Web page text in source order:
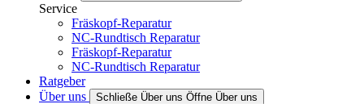
Service
Fräskopf-Reparatur
NC-Rundtisch Reparatur
Fräskopf-Reparatur
NC-Rundtisch Reparatur
Ratgeber
Über uns
Schließe Über uns Öffne Über uns